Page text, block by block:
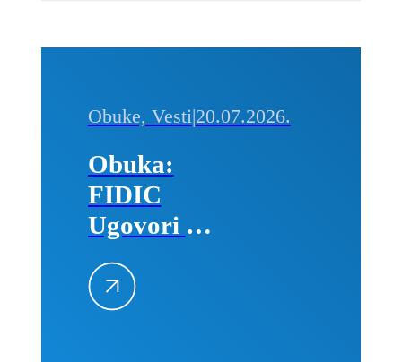
Obuke, Vesti|20.07.2026.
Obuka:
FIDIC
Ugovori –
Primena na
projektima,
25–26.